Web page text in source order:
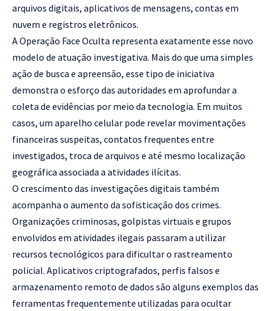
arquivos digitais, aplicativos de mensagens, contas em
nuvem e registros eletrônicos.
A Operação Face Oculta representa exatamente esse novo
modelo de atuação investigativa. Mais do que uma simples
ação de busca e apreensão, esse tipo de iniciativa
demonstra o esforço das autoridades em aprofundar a
coleta de evidências por meio da tecnologia. Em muitos
casos, um aparelho celular pode revelar movimentações
financeiras suspeitas, contatos frequentes entre
investigados, troca de arquivos e até mesmo localização
geográfica associada a atividades ilícitas.
O crescimento das investigações digitais também
acompanha o aumento da sofisticação dos crimes.
Organizações criminosas, golpistas virtuais e grupos
envolvidos em atividades ilegais passaram a utilizar
recursos tecnológicos para dificultar o rastreamento
policial. Aplicativos criptografados, perfis falsos e
armazenamento remoto de dados são alguns exemplos das
ferramentas frequentemente utilizadas para ocultar